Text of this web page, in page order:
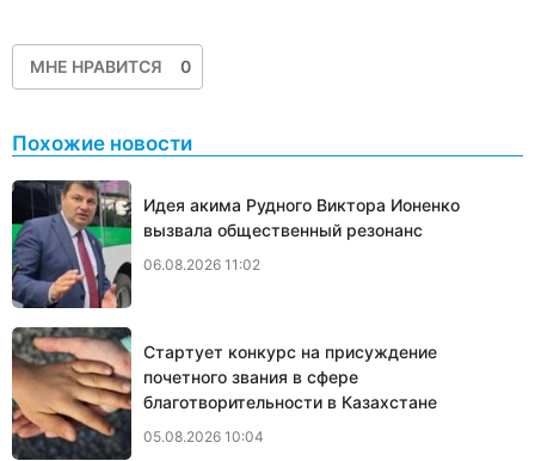
МНЕ НРАВИТСЯ 0
Похожие новости
Идея акима Рудного Виктора Ионенко
вызвала общественный резонанс
06.08.2026 11:02
Стартует конкурс на присуждение
почетного звания в сфере
благотворительности в Казахстане
05.08.2026 10:04